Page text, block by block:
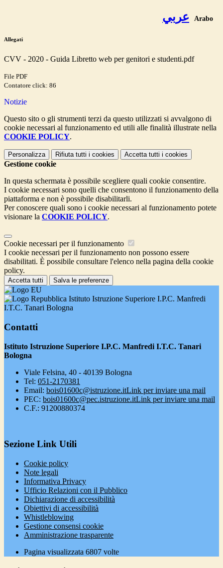
Arabo عربي
Allegati
CVV - 2020 - Guida Libretto web per genitori e studenti.pdf
File PDF
Contatore click: 86
Notizie
Questo sito o gli strumenti terzi da questo utilizzati si avvalgono di
cookie necessari al funzionamento ed utili alle finalità illustrate nella
COOKIE POLICY.
Personalizza Rifiuta tutti i cookies Accetta tutti i cookies
Gestione cookie
In questa schermata è possibile scegliere quali cookie consentire.
I cookie necessari sono quelli che consentono il funzionamento della
piattaforma e non è possibile disabilitarli.
Per conoscere quali sono i cookie necessari al funzionamento potete
visionare la COOKIE POLICY.
Cookie necessari per il funzionamento
I cookie necessari per il funzionamento non possono essere
disabilitati. È possibile consultare l'elenco nella pagina della cookie
policy.
Accetta tutti Salva le preferenze
Istituto Istruzione Superiore I.P.C. Manfredi
I.T.C. Tanari Bologna
Contatti
Istituto Istruzione Superiore I.P.C. Manfredi I.T.C. Tanari
Bologna
Viale Felsina, 40 - 40139 Bologna
Tel: 051-2170381
Email: bois01600c@istruzione.itLink per inviare una mail
PEC: bois01600c@pec.istruzione.itLink per inviare una mail
C.F.: 91200880374
Sezione Link Utili
Cookie policy
Note legali
Informativa Privacy
Ufficio Relazioni con il Pubblico
Dichiarazione di accessibilità
Obiettivi di accessibilità
Whistleblowing
Gestione consensi cookie
Amministrazione trasparente
Pagina visualizzata 6807 volte